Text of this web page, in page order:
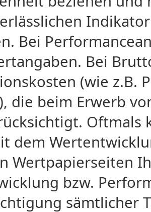
Receipts
Exchange
Bei
Bei
(wie z.B.
die beim Erwerb
Oftmals
dem
Wertpapierseiten
bzw.
sämtlicher